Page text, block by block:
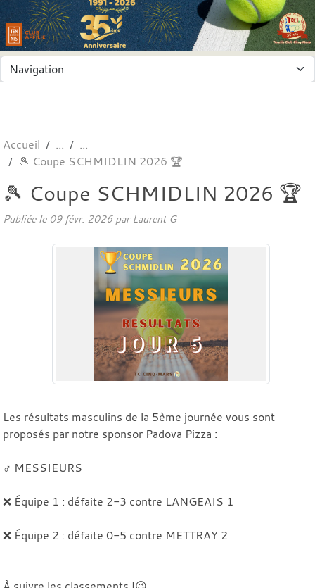
Accueil
🎾 Coupe SCHMIDLIN 2026 🏆
🎾 Coupe SCHMIDLIN 2026 🏆
Publiée le 09 févr. 2026par Laurent G
Les résultats masculins de la 5ème journée vous sont
proposés par notre sponsor Padova Pizza :
♂️ MESSIEURS
❌ Équipe 1 : défaite 2-3 contre LANGEAIS 1
❌ Équipe 2 : défaite 0-5 contre METTRAY 2
Panneau de gestion des cookies